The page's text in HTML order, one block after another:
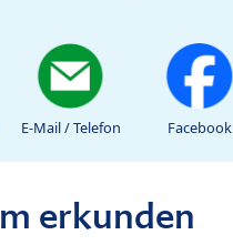
E-Mail / Telefon Facebook
erkunden